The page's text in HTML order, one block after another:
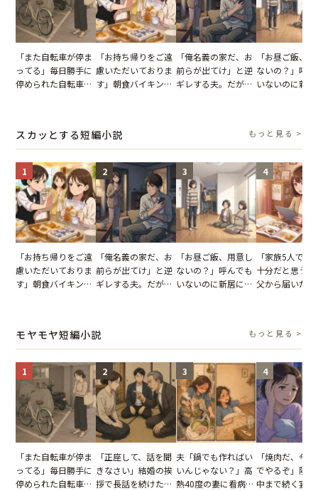
「また自転車が停ま
ってる」毎日勝手に
停められた自転車。
「お持ち帰りをご遠
慮いただいておりま
す」朝食バイキング
が一変
「俺名義の家だ、お
前らが出てけ」と逆
ギレする夫。だが、
「お昼ご飯、
ないの？」呼
いないのに新
スカッとする短編小説 もっと見る >
1
「お持ち帰りをご遠
慮いただいておりま
す」朝食バイキング
が一変
2
「俺名義の家だ、お
前らが出てけ」と逆
ギレする夫。だが、
3
「お昼ご飯、用意し
ないの？」呼んでも
いないのに新居にあ
4
「家族5人で3
十分だと思う
父から届いたご
モヤモヤ短編小説 もっと見る >
1
「また自転車が停ま
ってる」毎日勝手に
停められた自転車。
2
「正座して、話を聞
きなさい」結婚の挨
拶で長話を続けた義
3
夫「鍋でも作ればい
いんじゃない？」高
熱40度の妻に看病な
4
「焼肉だ、今
でやるぞ」隣
中まで続く宴